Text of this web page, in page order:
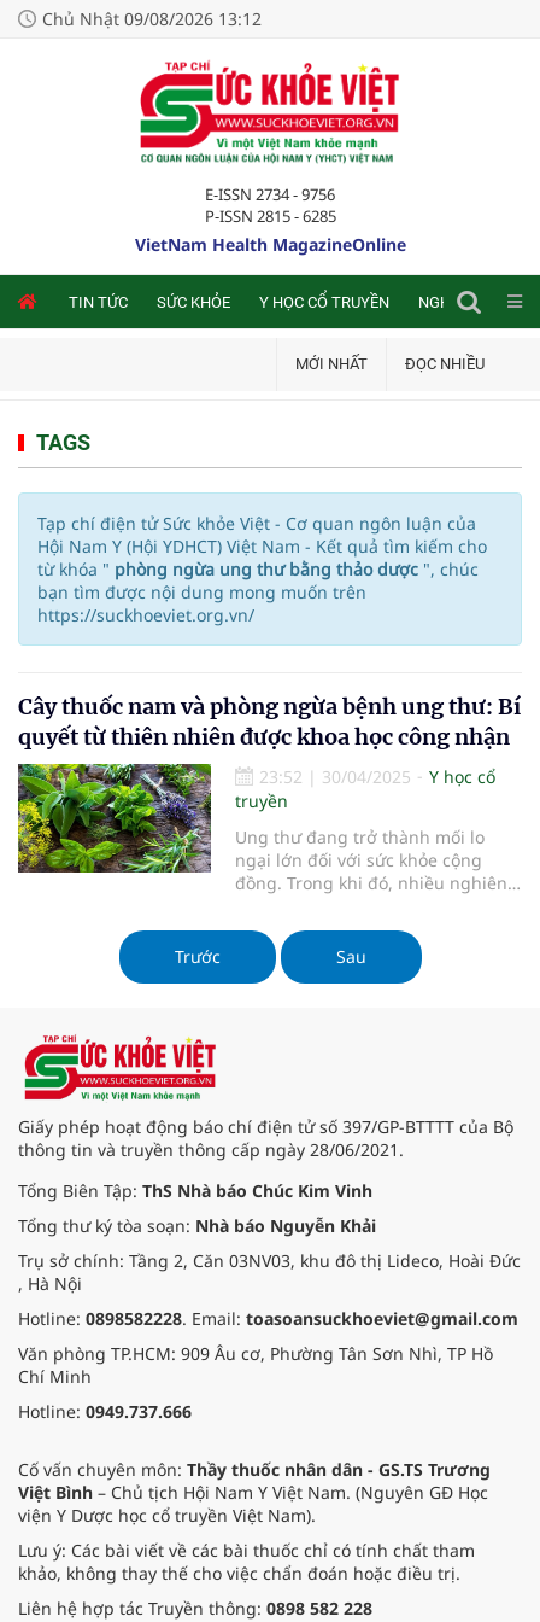
Chủ Nhật 09/08/2026 13:12
E-ISSN 2734 - 9756
P-ISSN 2815 - 6285
VietNam Health MagazineOnline
TIN TỨC SỨC KHỎE Y HỌC CỔ TRUYỀN NGHIÊN CỨU
MỚI NHẤT ĐỌC NHIỀU
TAGS
Tạp chí điện tử Sức khỏe Việt - Cơ quan ngôn luận của
Hội Nam Y (Hội YDHCT) Việt Nam - Kết quả tìm kiếm cho
từ khóa " phòng ngừa ung thư bằng thảo dược ", chúc
bạn tìm được nội dung mong muốn trên
https://suckhoeviet.org.vn/
Cây thuốc nam và phòng ngừa bệnh ung thư: Bí
quyết từ thiên nhiên được khoa học công nhận
23:52 | 30/04/2025
Y học cổ
truyền
Ung thư đang trở thành mối lo
ngại lớn đối với sức khỏe cộng
đồng. Trong khi đó, nhiều nghiên
nam truyền thống có khả năng
phòng ngừa và hỗ trợ điều trị ung
thư hiệu quả. Bài viết này sẽ cung
Trước Sau
Giấy phép hoạt động báo chí điện tử số 397/GP-BTTTT của Bộ
thông tin và truyền thông cấp ngày 28/06/2021.
Tổng Biên Tập: ThS Nhà báo Chúc Kim Vinh
Tổng thư ký tòa soạn: Nhà báo Nguyễn Khải
Trụ sở chính: Tầng 2, Căn 03NV03, khu đô thị Lideco, Hoài Đức
, Hà Nội
Hotline: 0898582228. Email: toasoansuckhoeviet@gmail.com
Văn phòng TP.HCM: 909 Âu cơ, Phường Tân Sơn Nhì, TP Hồ
Chí Minh
Hotline: 0949.737.666
Cố vấn chuyên môn: Thầy thuốc nhân dân - GS.TS Trương
Việt Bình – Chủ tịch Hội Nam Y Việt Nam. (Nguyên GĐ Học
viện Y Dược học cổ truyền Việt Nam).
Lưu ý: Các bài viết về các bài thuốc chỉ có tính chất tham
khảo, không thay thế cho việc chẩn đoán hoặc điều trị.
Liên hệ hợp tác Truyền thông: 0898 582 228